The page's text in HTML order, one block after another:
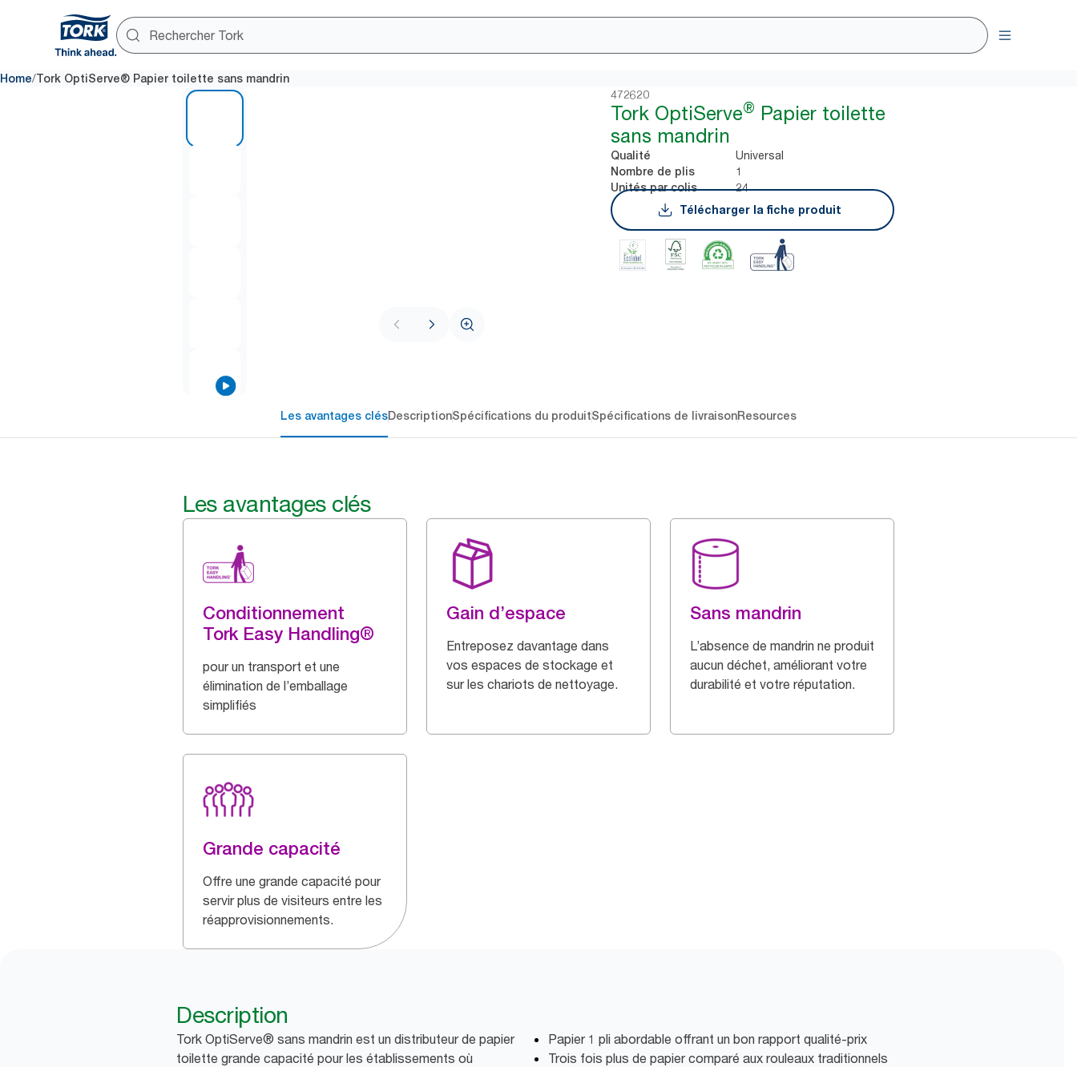
Home/Tork OptiServe® Papier toilette sans mandrin
472620
Tork OptiServe® Papier toilette
sans mandrin
Qualité Universal
Nombre de plis 1
Unités par colis
24
Télécharger la fiche produit
Les avantages clésDescriptionSpécifications du produitSpécifications de livraisonResources
Les avantages clés
Conditionnement
Tork Easy Handling®
pour un transport et une
élimination de l’emballage
simplifiés
Gain d’espace
Entreposez davantage dans
vos espaces de stockage et
sur les chariots de nettoyage.
Sans mandrin
L’absence de mandrin ne produit
aucun déchet, améliorant votre
durabilité et votre réputation.
Grande capacité
Offre une grande capacité pour
servir plus de visiteurs entre les
réapprovisionnements.
Description
Tork OptiServe® sans mandrin est un distributeur de papier
toilette grande capacité pour les établissements où
Papier 1 pli abordable offrant un bon rapport qualité-prix
Trois fois plus de papier comparé aux rouleaux traditionnels